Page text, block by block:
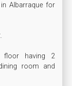
in Albarraque for
having 2
room and